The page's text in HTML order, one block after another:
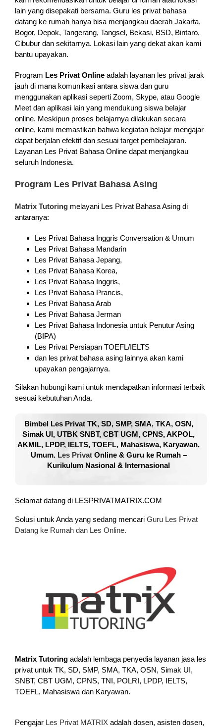
lain yang disepakati bersama. Guru les privat bahasa
datang ke rumah hanya bisa menjangkau daerah Jakarta,
Bogor, Depok, Tangerang, Tangsel, Bekasi, BSD, Bintaro,
Cibubur dan sekitarnya. Lokasi lain yang dekat akan kami
bantu upayakan.
Program Les Privat Online adalah layanan les privat jarak
jauh di mana komunikasi antara siswa dan guru
menggunakan aplikasi seperti Zoom, Skype, atau Google
Meet dan aplikasi lain yang mendukung siswa belajar
online. Meskipun proses belajarnya dilakukan secara
online, kami memastikan bahwa kegiatan belajar mengajar
dapat berjalan efektif dan sesuai target pembelajaran.
Layanan Les Privat Bahasa Online dapat menjangkau
seluruh Indonesia.
Program Les Privat Bahasa Asing
Matrix Tutoring melayani Les Privat Bahasa Asing di
antaranya:
Les Privat Bahasa Inggris Conversation & Umum
Les Privat Bahasa Mandarin
Les Privat Bahasa Jepang,
Les Privat Bahasa Korea,
Les Privat Bahasa Inggris,
Les Privat Bahasa Prancis,
Les Privat Bahasa Arab
Les Privat Bahasa Jerman
Les Privat Bahasa Indonesia untuk Penutur Asing
(BIPA)
Les Privat Persiapan TOEFL/IELTS
dan les privat bahasa asing lainnya akan kami
upayakan pengajarnya.
Silakan hubungi kami untuk mendapatkan informasi terbaik
sesuai kebutuhan Anda.
Bimbel Les Privat TK, SD, SMP, SMA, TKA, OSN,
Simak UI, UTBK SNBT, CBT UGM, CPNS, AKPOL,
AKMIL, LPDP, IELTS, TOEFL, Mahasiswa, Karyawan,
Umum. Les PrivatOnline & Guru ke Rumah –
Kurikulum Nasional & Internasional
Selamat datang di LESPRIVATMATRIX.COM
Solusi untuk Anda yang sedang mencari Guru Les Privat
Datang ke Rumah dan Les Online.
Matrix Tutoring adalah lembaga penyedia layanan jasa les
privat untuk TK, SD, SMP, SMA, TKA, OSN, Simak UI,
SNBT, CBT UGM, CPNS, TNI, POLRI, LPDP, IELTS,
TOEFL, Mahasiswa dan Karyawan.
Pengajar Les Privat MATRIXadalah dosen, asisten dosen,